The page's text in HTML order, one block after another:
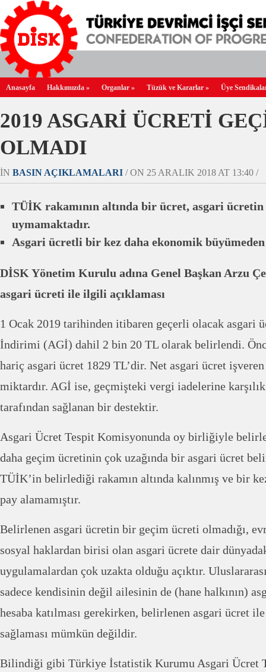
Anasayfa Hakkımızda » Organlar » Tüzük ve Kararlar » Üye
2019 ASGARİ ÜCRETİ
OLMADI
IN BASIN AÇIKLAMALARI / ON 25 ARALIK 2018 AT 13:40 /
TÜİK rakamının altında bir ücret, asgari ücretin
uymamaktadır.
Asgari ücretli bir kez daha ekonomik büyümeden
DİSK Yönetim Kurulu adına Genel Başkan Arzu
asgari ücreti ile ilgili açıklaması
1 Ocak 2019 tarihinden itibaren geçerli olacak asgari
İndirimi (AGİ) dahil 2 bin 20 TL olarak belirlendi.
hariç asgari ücret 1829 TL’dir. Net asgari ücret
miktardır. AGİ ise, geçmişteki vergi iadelerine
tarafından sağlanan bir destektir.
Asgari Ücret Tespit Komisyonunda oy birliğiyle
daha geçim ücretinin çok uzağında bir asgari ücret
TÜİK’in belirlediği rakamın altında kalınmış ve bir
pay alamamıştır.
Belirlenen asgari ücretin bir geçim ücreti olmadığı,
sosyal haklardan birisi olan asgari ücrete dair
uygulamalardan çok uzakta olduğu açıktır.
sadece kendisinin değil ailesinin de (hane halkının)
hesaba katılması gerekirken, belirlenen asgari ücret
sağlaması mümkün değildir.
Bilindiği gibi Türkiye İstatistik Kurumu Asgari Ücret